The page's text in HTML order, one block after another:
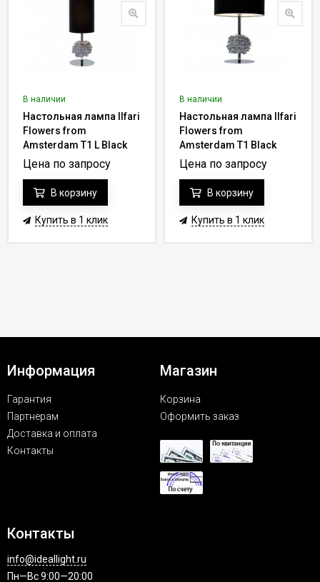
В наличии
Настольная лампа Ilfari
Flowers from
Amsterdam T1 L Black
shade 10831 02
Цена по запросу
В корзину
Купить в 1 клик
В наличии
Настольная лампа Ilfari
Flowers from
Amsterdam T1 Black
shade 10841 02
Цена по запросу
В корзину
Купить в 1 клик
Информация
Гарантия
Партнерам
Доставка и оплата
Контакты
Магазин
Корзина
Оформить заказ
Контакты
info@ideallight.ru
Пн—Вс 9:00—20:00